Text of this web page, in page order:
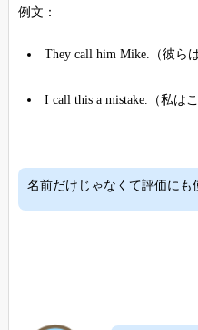
例文：
They call him Mike.（彼ら
I call this a mistake.（私は
名前だけじゃなくて評価にも